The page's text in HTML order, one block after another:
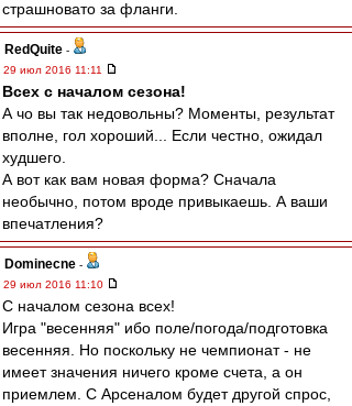
страшновато за фланги.
RedQuite -
29 июл 2016 11:11
Всех с началом сезона!
А чо вы так недовольны? Моменты, результат
вполне, гол хороший... Если честно, ожидал
худшего.
А вот как вам новая форма? Сначала
необычно, потом вроде привыкаешь. А ваши
впечатления?
Dominecne -
29 июл 2016 11:10
С началом сезона всех!
Игра "весенняя" ибо поле/погода/подготовка
весенняя. Но поскольку не чемпионат - не
имеет значения ничего кроме счета, а он
приемлем. С Арсеналом будет другой спрос,